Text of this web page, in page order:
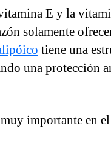
E y la
solamente
tiene una
una protección
importante en